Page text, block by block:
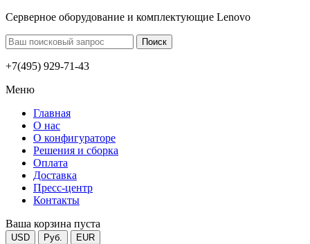
Серверное оборудование и комплектующие Lenovo
+7(495) 929-71-43
Меню
Главная
О нас
О конфигураторе
Решения и сборка
Оплата
Доставка
Пресс-центр
Контакты
Ваша корзина пуста
USD Руб. EUR